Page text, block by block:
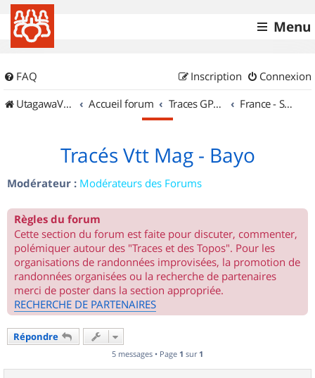
Menu
FAQ Connexion
Inscription
UtagawaVTT (Randos VTT et VTTAE avec traces GPS)
Accueil forum Traces GPS de randos VTT France - Sud Est
Tracés Vtt Mag - Bayo
Modérateur : Modérateurs des Forums
Règles du forum
Cette section du forum est faite pour discuter, commenter,
polémiquer autour des "Traces et des Topos". Pour les
organisations de randonnées improvisées, la promotion de
randonnées organisées ou la recherche de partenaires
merci de poster dans la section appropriée.
RECHERCHE DE PARTENAIRES
Répondre
5 messages • Page 1 sur 1